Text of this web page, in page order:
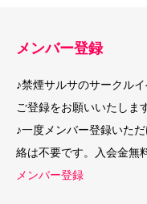
メンバー登録
♪禁煙サルサのサークル
ご登録をお願いいたしま
♪一度メンバー登録いた
絡は不要です。入会金無
メンバー登録